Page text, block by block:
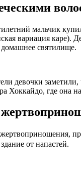
мальчик
вариация каре).
домашнее святилище.
девочки
Хоккайдо, где она
от напастей.